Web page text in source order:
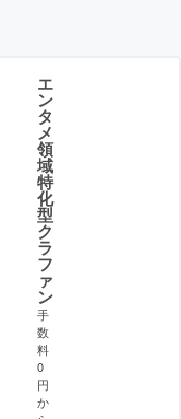
エ
ン
タ
メ
領
域
特
化
型
ク
ラ
フ
ァ
ン
手
数
料
0
円
か